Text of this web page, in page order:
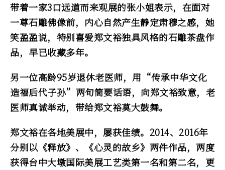
带着一家3口远道而来观展的张小姐表示，在面对
一尊石雕佛像前，内心自然产生静定肃穆之感，她
笑盈盈说，特别喜爱郑文裕独具风格的石雕茶盘作
品，早已收藏多年。
另一位高龄95岁退休老医师，用“传承中华文化
造福后代子孙”两句简要话语，向郑文裕致意，老
医师真诚举动，带给郑文裕莫大鼓舞。
郑文裕在各地美展中，屡获佳绩。2014、2016年
分别以《释放》、《心灵的故乡》两件作品，两度
获得台中大墩国际美展工艺类第一名和第二名，更